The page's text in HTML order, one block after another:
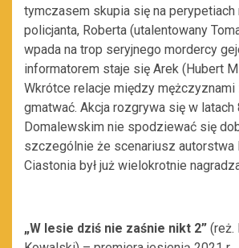
tymczasem skupia się na perypetiach
policjanta, Roberta (utalentowany
wpada na trop seryjnego mordercy
informatorem staje się Arek (Hubert
Wkrótce relacje między
gmatwać. Akcja rozgrywa się w latach
Domalewskim nie spodziewać się
szczególnie że scenariusz autorstwa
Ciastonia był już wielokrotnie
„W lesie dziś nie zaśnie nikt 2” (reż.